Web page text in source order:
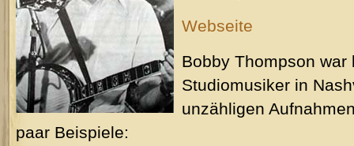
Webseite
Bobby Thompson
Studiomusiker in
unzähligen
paar Beispiele: